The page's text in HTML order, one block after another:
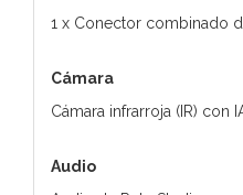
1 x Conector combinado
Cámara
Cámara infrarroja (IR) con
Audio